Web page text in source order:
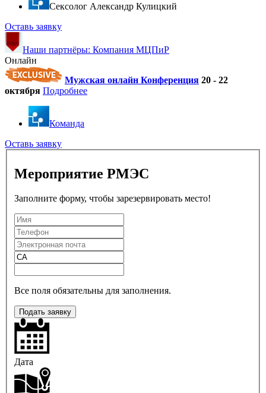
Cексолог Александр Кулицкий
Оставь заявку
Наши партнёры: Компания МЦПиР
Онлайн
Мужская онлайн Конференция 20 - 22
октября Подробнее
Команда
Оставь заявку
Мероприятие РМЭС
Заполните форму, чтобы зарезервировать место!
Все поля обязательны для заполнения.
Подать заявку
Дата